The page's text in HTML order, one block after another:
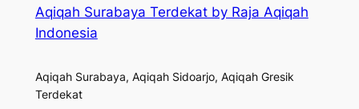
Aqiqah Surabaya Terdekat by Raja Aqiqah
Indonesia
Aqiqah Surabaya, Aqiqah Sidoarjo, Aqiqah Gresik
Terdekat